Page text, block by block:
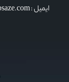
ایمیل : mahtabsazeh0@gmail.com – info@mahtabsaze.com